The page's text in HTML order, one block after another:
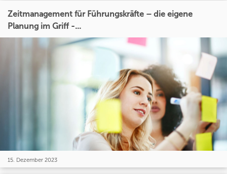
Zeitmanagement für Führungskräfte – die eigene
Planung im Griff -...
15. Dezember 2023